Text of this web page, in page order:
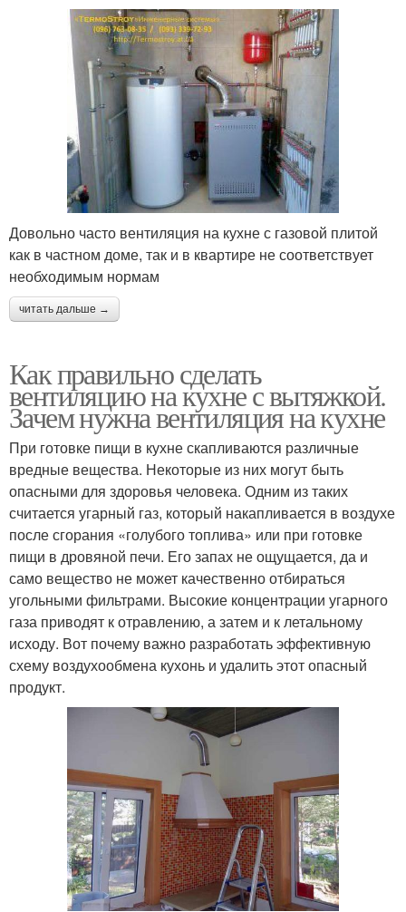
Довольно часто вентиляция на кухне с газовой плитой
как в частном доме, так и в квартире не соответствует
необходимым нормам
читать дальше →
Как правильно сделать
вентиляцию на кухне с вытяжкой.
Зачем нужна вентиляция на кухне
При готовке пищи в кухне скапливаются различные
вредные вещества. Некоторые из них могут быть
опасными для здоровья человека. Одним из таких
считается угарный газ, который накапливается в воздухе
после сгорания «голубого топлива» или при готовке
пищи в дровяной печи. Его запах не ощущается, да и
само вещество не может качественно отбираться
угольными фильтрами. Высокие концентрации угарного
газа приводят к отравлению, а затем и к летальному
исходу. Вот почему важно разработать эффективную
схему воздухообмена кухонь и удалить этот опасный
продукт.